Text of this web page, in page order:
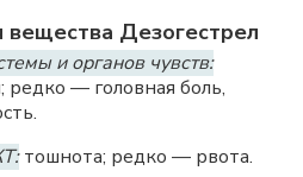
Дезогестрел
и органов чувств:
— головная боль,
тошнота; редко — рвота.